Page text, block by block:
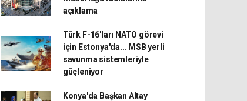
açıklama
Türk F-16'ları NATO görevi
için Estonya'da... MSB yerli
savunma sistemleriyle
güçleniyor
Konya'da Başkan Altay